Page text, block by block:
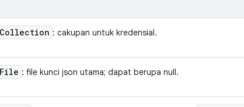
Collection : cakupan untuk kredensial.
File : file kunci json utama; dapat berupa null.